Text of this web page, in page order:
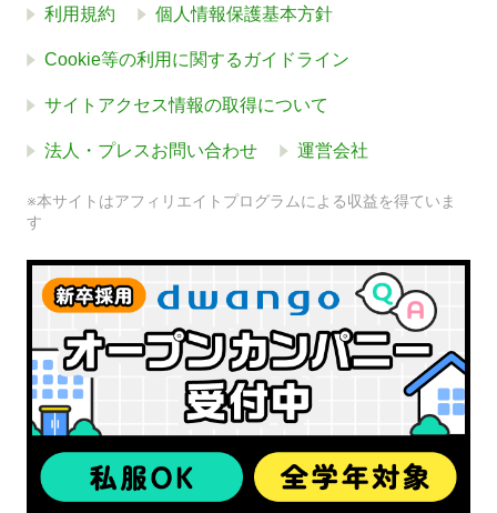
利用規約 個人情報保護基本方針
Cookie等の利用に関するガイドライン
サイトアクセス情報の取得について
法人・プレスお問い合わせ 運営会社
※本サイトはアフィリエイトプログラムによる収益を得ていま
す